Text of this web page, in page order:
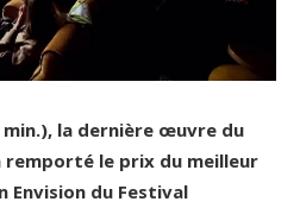
min.), la dernière œuvre du
remporté le prix du meilleur
du Festival